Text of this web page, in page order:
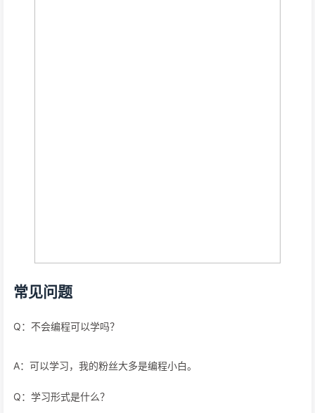
常见问题
Q：不会编程可以学吗？
A：可以学习，我的粉丝大多是编程小白。
Q：学习形式是什么？